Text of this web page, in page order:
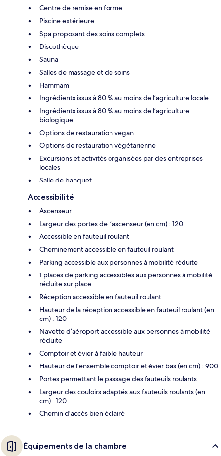
Centre de remise en forme
Piscine extérieure
Spa proposant des soins complets
Discothèque
Sauna
Salles de massage et de soins
Hammam
Ingrédients issus à 80 % au moins de l’agriculture locale
Ingrédients issus à 80 % au moins de l’agriculture
biologique
Options de restauration vegan
Options de restauration végétarienne
Excursions et activités organisées par des entreprises
locales
Salle de banquet
Accessibilité
Ascenseur
Largeur des portes de l’ascenseur (en cm) : 120
Accessible en fauteuil roulant
Cheminement accessible en fauteuil roulant
Parking accessible aux personnes à mobilité réduite
1 places de parking accessibles aux personnes à mobilité
réduite sur place
Réception accessible en fauteuil roulant
Hauteur de la réception accessible en fauteuil roulant (en
cm) : 120
Navette d’aéroport accessible aux personnes à mobilité
réduite
Comptoir et évier à faible hauteur
Hauteur de l’ensemble comptoir et évier bas (en cm) : 900
Portes permettant le passage des fauteuils roulants
Largeur des couloirs adaptés aux fauteuils roulants (en
cm) : 120
Chemin d'accès bien éclairé
Équipements de la chambre